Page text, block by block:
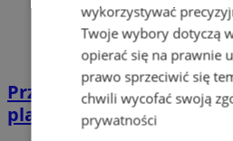
Przyszłość Wodzisławia
planowane inwestycje na
wykorzystywać
Twoje wybory dotyczą
opierać się na prawnie
prawo sprzeciwić się
chwili wycofać swoją
prywatności